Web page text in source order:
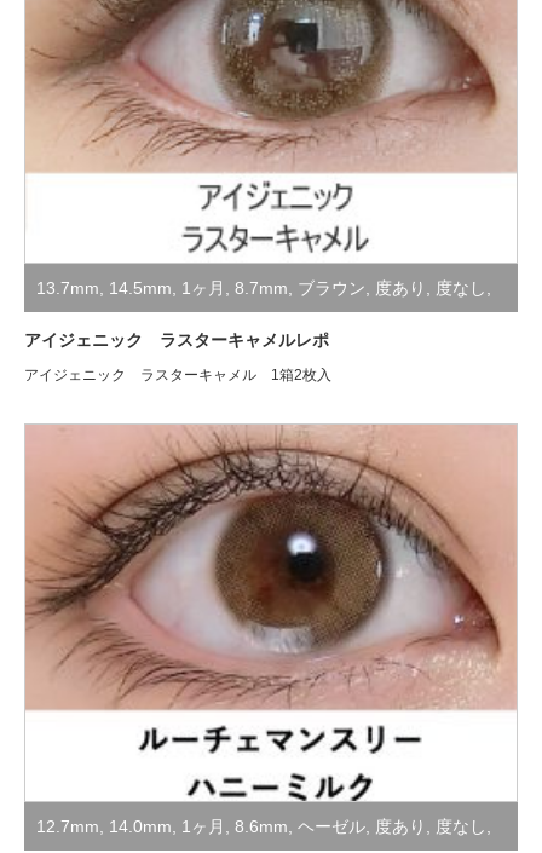
13.7mm, 14.5mm, 1ヶ月 , 8.7mm, ブラウン, 度あり , 度なし,
装着レポ
アイジェニック ラスターキャメルレポ
アイジェニック ラスターキャメル 1箱2枚入
12.7mm, 14.0mm, 1ヶ月 , 8.6mm, ヘーゼル, 度あり , 度なし,